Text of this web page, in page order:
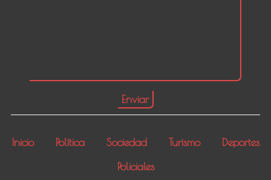
Inicio Política Sociedad Turismo
Deportes
Policiales